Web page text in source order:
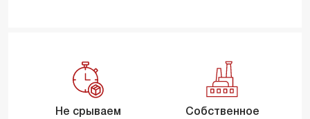
Не срываем
Собственное